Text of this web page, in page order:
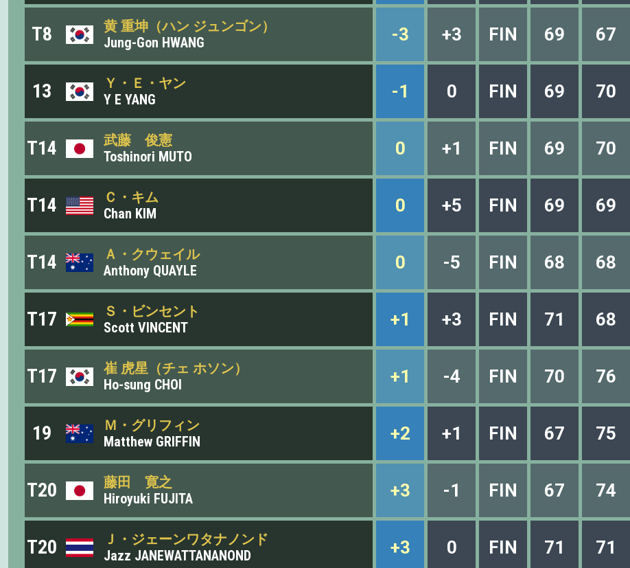
T8
黄 重坤（ハン ジュンゴン）
Jung-Gon HWANG
-3 +3 FIN 69 67
13
Ｙ・Ｅ・ヤン
Y E YANG
-1 0 FIN 69 70
T14
武藤 俊憲
Toshinori MUTO
0 +1 FIN 69 70
T14
Ｃ・キム
Chan KIM
0 +5 FIN 69 69
T14
Ａ・クウェイル
Anthony QUAYLE
0 -5 FIN 68 68
T17
Ｓ・ビンセント
Scott VINCENT
+1 +3 FIN 71 68
T17
崔 虎星（チェ ホソン）
Ho-sung CHOI
+1 -4 FIN 70 76
19
Ｍ・グリフィン
Matthew GRIFFIN
+2 +1 FIN 67 75
T20
藤田 寛之
Hiroyuki FUJITA
+3 -1 FIN 67 74
T20
Ｊ・ジェーンワタナノンド
Jazz JANEWATTANANOND
+3 0 FIN 71 71